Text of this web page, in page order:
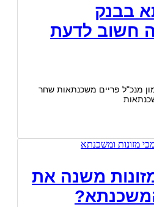
בבנק
חשוב לדעת
שחר
משנה את